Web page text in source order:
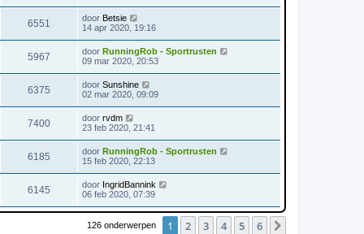
6551 door Betsie
14 apr 2020, 19:16
5967 door RunningRob - Sportrusten
09 mar 2020, 20:53
6375 door Sunshine
02 mar 2020, 09:09
7400 door rvdm
23 feb 2020, 21:41
6185 door RunningRob - Sportrusten
15 feb 2020, 22:13
6145 door IngridBannink
06 feb 2020, 07:39
126 onderwerpen 1 2 3 4 5 6